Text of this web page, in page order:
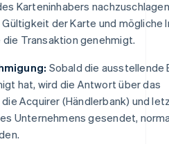
Karteninhabers
der Karte und mögliche
Transaktion genehmigt.
Sobald die ausstellende
hat, wird die Antwort über das
die Acquirer (Händlerbank) und
Unternehmens gesendet,